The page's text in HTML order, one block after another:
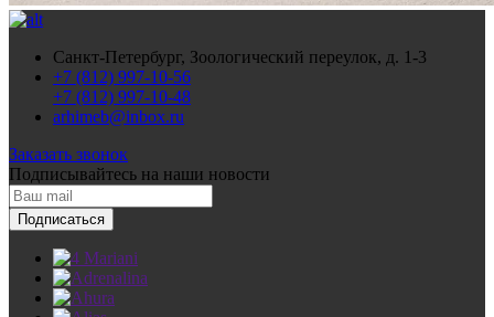
Санкт-Петербург, Зоологический переулок, д. 1-3
+7 (812) 997-10-56
+7 (812) 997-10-48
arhimeb@inbox.ru
Заказать звонок
Подписывайтесь на наши новости